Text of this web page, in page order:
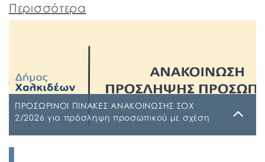
Περισσότερα
ΠΡΟΣΩΡΙΝΟΙ ΠΙΝΑΚΕΣ ΑΝΑΚΟΙΝΩΣΗΣ ΣΟΧ
2/2026 για πρόσληψη προσωπικού με σχέση